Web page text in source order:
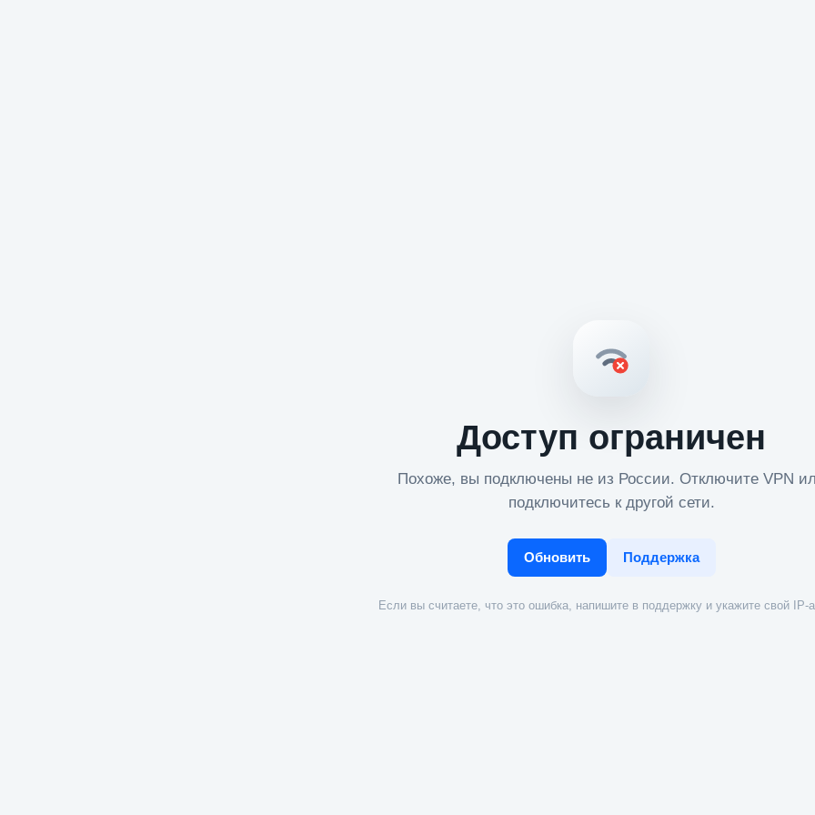
Доступ ограничен
Похоже, вы подключены не из России. Отключите VPN
подключитесь к другой сети.
Обновить Поддержка
Если вы считаете, что это ошибка, напишите в поддержку и укажите свой IP-